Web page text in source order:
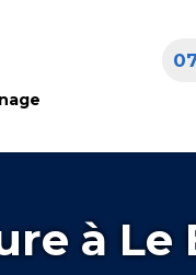
à Le